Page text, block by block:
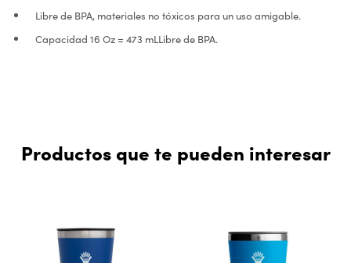
Libre de BPA, materiales no tóxicos para un uso amigable.
Capacidad 16 Oz = 473 mLLibre de BPA.
Productos que te pueden interesar